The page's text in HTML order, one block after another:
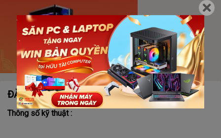
ĐẶC ĐIỂM NỔI BẬT
Thông số kỹ thuật :